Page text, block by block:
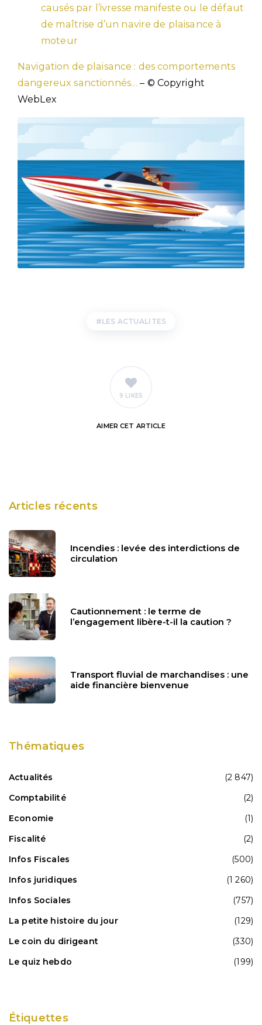
causés par l’ivresse manifeste ou le défaut
de maîtrise d’un navire de plaisance à
moteur
Navigation de plaisance : des comportements
dangereux sanctionnés… – © Copyright
WebLex
LES ACTUALITES
9 LIKES
AIMER CET ARTICLE
Articles récents
Incendies : levée des interdictions de
circulation
Cautionnement : le terme de
l’engagement libère-t-il la caution ?
Transport fluvial de marchandises : une
aide financière bienvenue
Thématiques
Actualités
(2 847)
Comptabilité
(2)
Economie
(1)
Fiscalité
(2)
Infos Fiscales
(500)
Infos juridiques
(1 260)
Infos Sociales
(757)
La petite histoire du jour
(129)
Le coin du dirigeant
(330)
Le quiz hebdo
(199)
Étiquettes